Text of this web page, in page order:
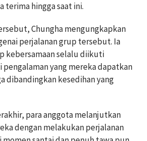
terima hingga saat ini.
Chungha mengungkapkan
perjalanan grup tersebut. Ia
kebersamaan selalu diikuti
yang mereka dapatkan
dibandingkan kesedihan yang
para anggota melanjutkan
dengan melakukan perjalanan